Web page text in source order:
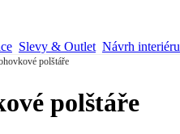
Slevy & Outlet Návrh interiéru
polštáře
polštáře